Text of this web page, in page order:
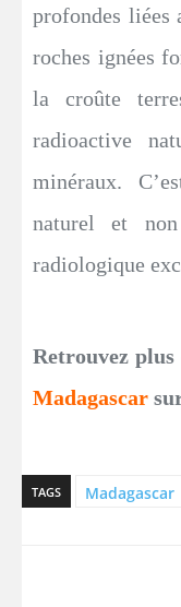
profondes liées
roches ignées
la croûte
radioactive
minéraux.
naturel et
radiologique
Retrouvez plus
Madagascar
TAGS Madagascar